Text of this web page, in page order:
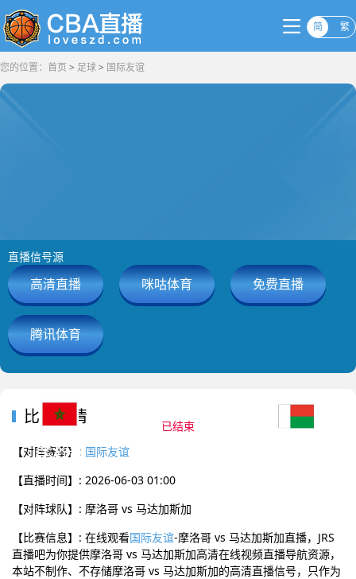
简 繁
您的位置： 首页 > 足球> 国际友谊
摩洛哥
已结束
直播信号源
高清直播 咪咕体育 免费直播
腾讯体育
比赛详情
【对阵赛事】: 国际友谊
【直播时间】: 2026-06-03 01:00
【对阵球队】: 摩洛哥 vs 马达加斯加
【比赛信息】: 在线观看国际友谊-摩洛哥 vs 马达加斯加直播，JRS
直播吧为你提供摩洛哥 vs 马达加斯加高清在线视频直播导航资源，
本站不制作、不存储摩洛哥 vs 马达加斯加的高清直播信号，只作为